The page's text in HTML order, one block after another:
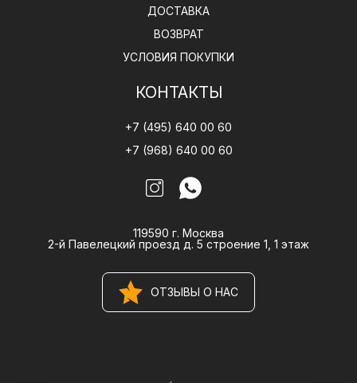
ДОСТАВКА
ВОЗВРАТ
УСЛОВИЯ ПОКУПКИ
КОНТАКТЫ
+7 (495) 640 00 60
+7 (968) 640 00 60
119590 г. Москва
2-й Павелецкий проезд д. 5 строение 1, 1 этаж
ОТЗЫВЫ О НАС